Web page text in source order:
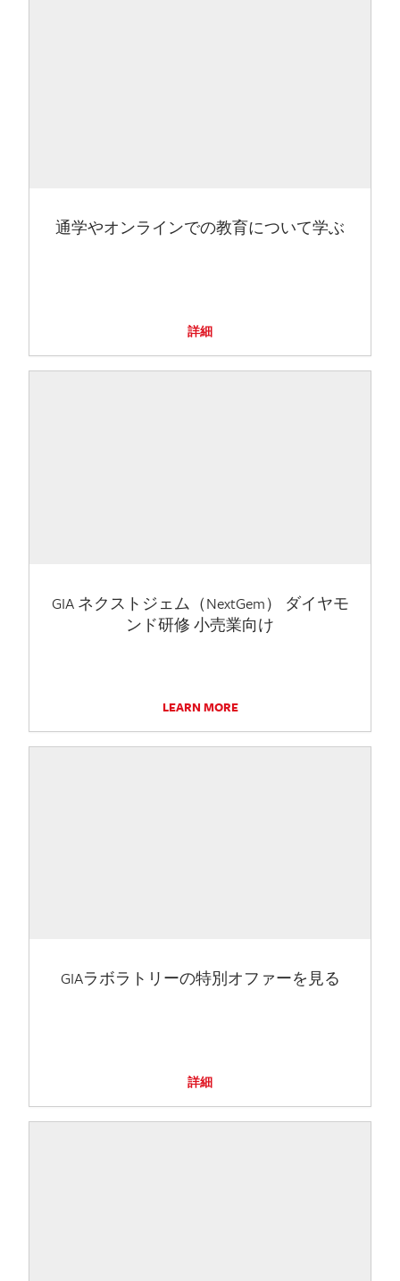
通学やオンラインでの教育について学ぶ
詳細
GIA ネクストジェム（NextGem） ダイヤモ
ンド研修 小売業向け
LEARN MORE
GIAラボラトリーの特別オファーを見る
詳細